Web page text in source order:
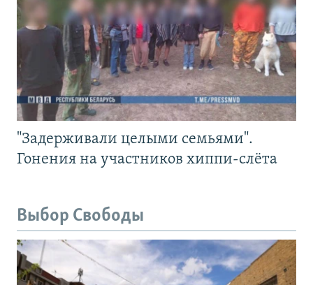
"Задерживали целыми семьями".
Гонения на участников хиппи-слёта
Выбор Свободы